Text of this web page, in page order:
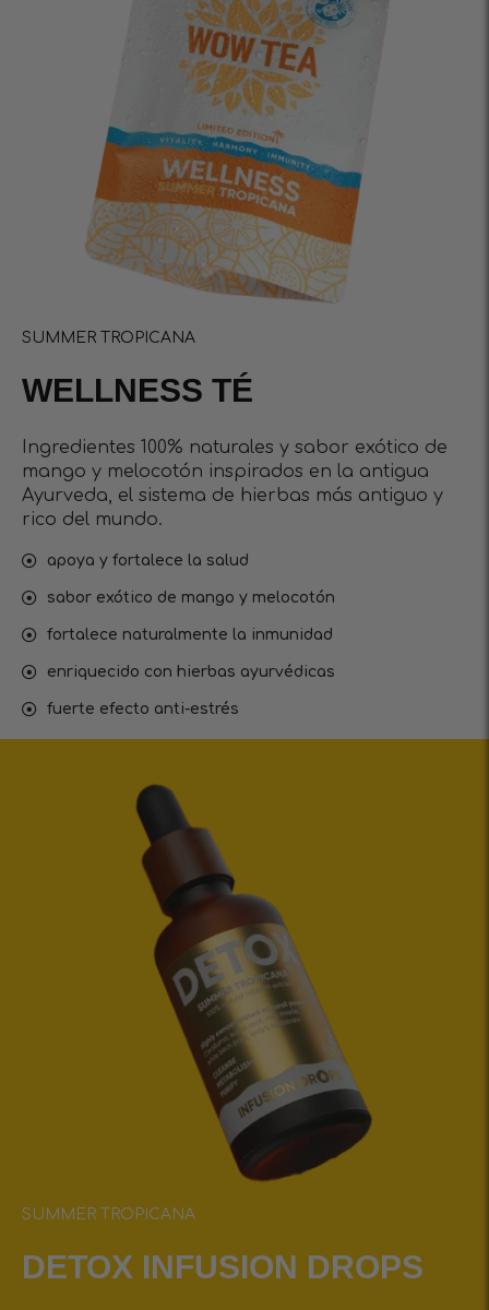
SUMMER TROPICANA
WELLNESS TÉ
Ingredientes 100% naturales y sabor exótico de
mango y melocotón inspirados en la antigua
Ayurveda, el sistema de hierbas más antiguo y
rico del mundo.
apoya y fortalece la salud
sabor exótico de mango y melocotón
fortalece naturalmente la inmunidad
enriquecido con hierbas ayurvédicas
fuerte efecto anti-estrés
SUMMER TROPICANA
DETOX INFUSIОN DROPS